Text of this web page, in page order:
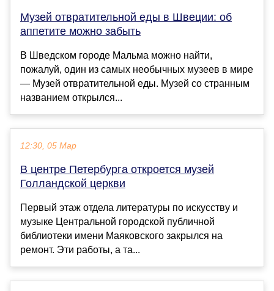
Музей отвратительной еды в Швеции: об
аппетите можно забыть
В Шведском городе Мальма можно найти,
пожалуй, один из самых необычных музеев в мире
— Музей отвратительной еды. Музей со странным
названием открылся...
12:30, 05 Мар
В центре Петербурга откроется музей
Голландской церкви
Первый этаж отдела литературы по искусству и
музыке Центральной городской публичной
библиотеки имени Маяковского закрылся на
ремонт. Эти работы, а та...